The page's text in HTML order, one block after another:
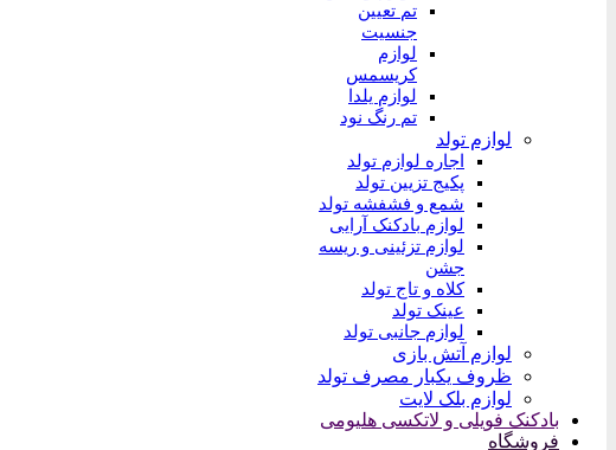
تم تعیین
جنسیت
لوازم
کریسمس
لوازم یلدا
تم رنگ نود
لوازم تولد
اجاره لوازم تولد
پکیج تزیین تولد
شمع و فشفشه تولد
لوازم بادکنک آرایی
لوازم تزئینی و ریسه
جشن
کلاه و تاج تولد
عینک تولد
لوازم جانبی تولد
لوازم آتش بازی
ظروف یکبار مصرف تولد
لوازم بلک لایت
بادکنک فویلی و لاتکسی هلیومی
فروشگاه